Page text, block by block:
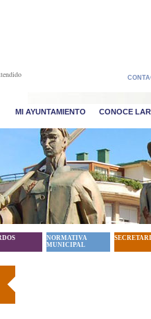
MI AYUNTAMIENTO CONOCE
NORMATIVA
MUNICIPAL